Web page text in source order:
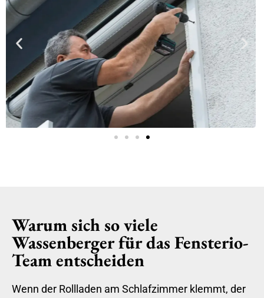
Warum sich so viele
Wassenberger für das Fensterio-
Team entscheiden
Wenn der Rollladen am Schlafzimmer klemmt, der